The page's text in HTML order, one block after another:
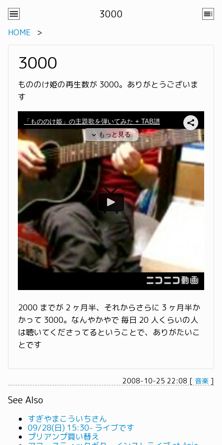
3000
HOME
3000
もののけ姫の再生数が 3000。ありがとうございま
す
2000 までが 2 ヶ月半、それからさらに 3 ヶ月半か
かって 3000。なんやかやで 毎日 20 人くらいの人
は聴いてくださってるということで、ありがたいこ
とです
2008-10-25 22:08 [ 音楽 ]
See Also
すぎやまこういちさん
09/28(日) 15:30- ライブです
プリアンプ買い替え